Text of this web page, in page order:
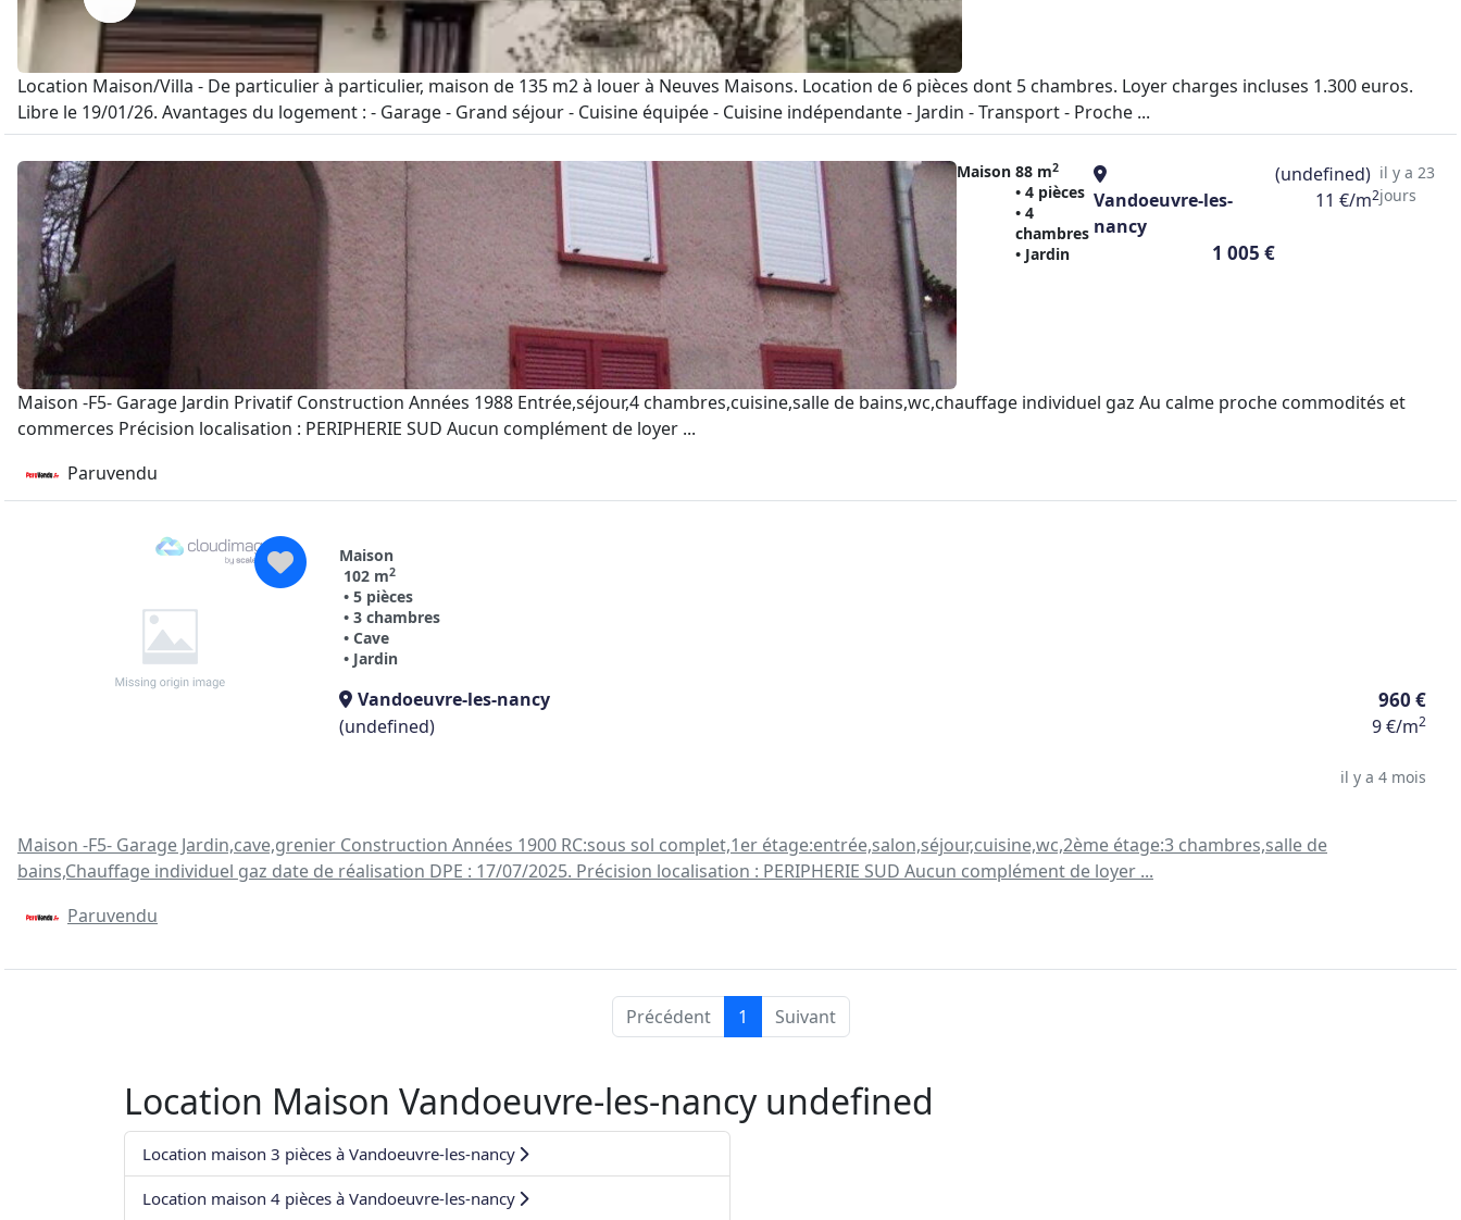
Location Maison/Villa - De particulier à particulier, maison de 135 m2 à louer à Neuves Maisons. Location de 6 pièces dont 5 chambres. Loyer charges incluses 1.300 euros.
Libre le 19/01/26. Avantages du logement : - Garage - Grand séjour - Cuisine équipée - Cuisine indépendante - Jardin - Transport - Proche ...
Maison 88 m2
• 4 pièces
• 4
chambres
• Jardin
Vandoeuvre-les-
nancy
1 005 €
(undefined)
11 €/m2
il y a 23
jours
Maison -F5- Garage Jardin Privatif Construction Années 1988 Entrée,séjour,4 chambres,cuisine,salle de bains,wc,chauffage individuel gaz Au calme proche commodités et
commerces Précision localisation : PERIPHERIE SUD Aucun complément de loyer ...
Paruvendu
Maison
102 m2
• 5 pièces
• 3 chambres
• Cave
• Jardin
Vandoeuvre-les-nancy 960 €
(undefined) 9 €/m2
il y a 4 mois
Maison -F5- Garage Jardin,cave,grenier Construction Années 1900 RC:sous sol complet,1er étage:entrée,salon,séjour,cuisine,wc,2ème étage:3 chambres,salle de
bains,Chauffage individuel gaz date de réalisation DPE : 17/07/2025. Précision localisation : PERIPHERIE SUD Aucun complément de loyer ...
Paruvendu
Précédent 1 Suivant
Location Maison Vandoeuvre-les-nancy undefined
Location maison 3 pièces à Vandoeuvre-les-nancy
Location maison 4 pièces à Vandoeuvre-les-nancy